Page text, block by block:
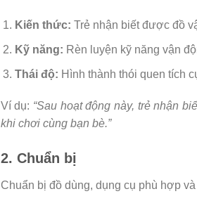
Kiến thức: Trẻ nhận biết được đồ
Kỹ năng: Rèn luyện kỹ năng vận
Thái độ: Hình thành thói quen tích
Ví dụ: “Sau hoạt động này, trẻ nhận
khi chơi cùng bạn bè.”
2. Chuẩn bị
Chuẩn bị đồ dùng, dụng cụ phù hợp